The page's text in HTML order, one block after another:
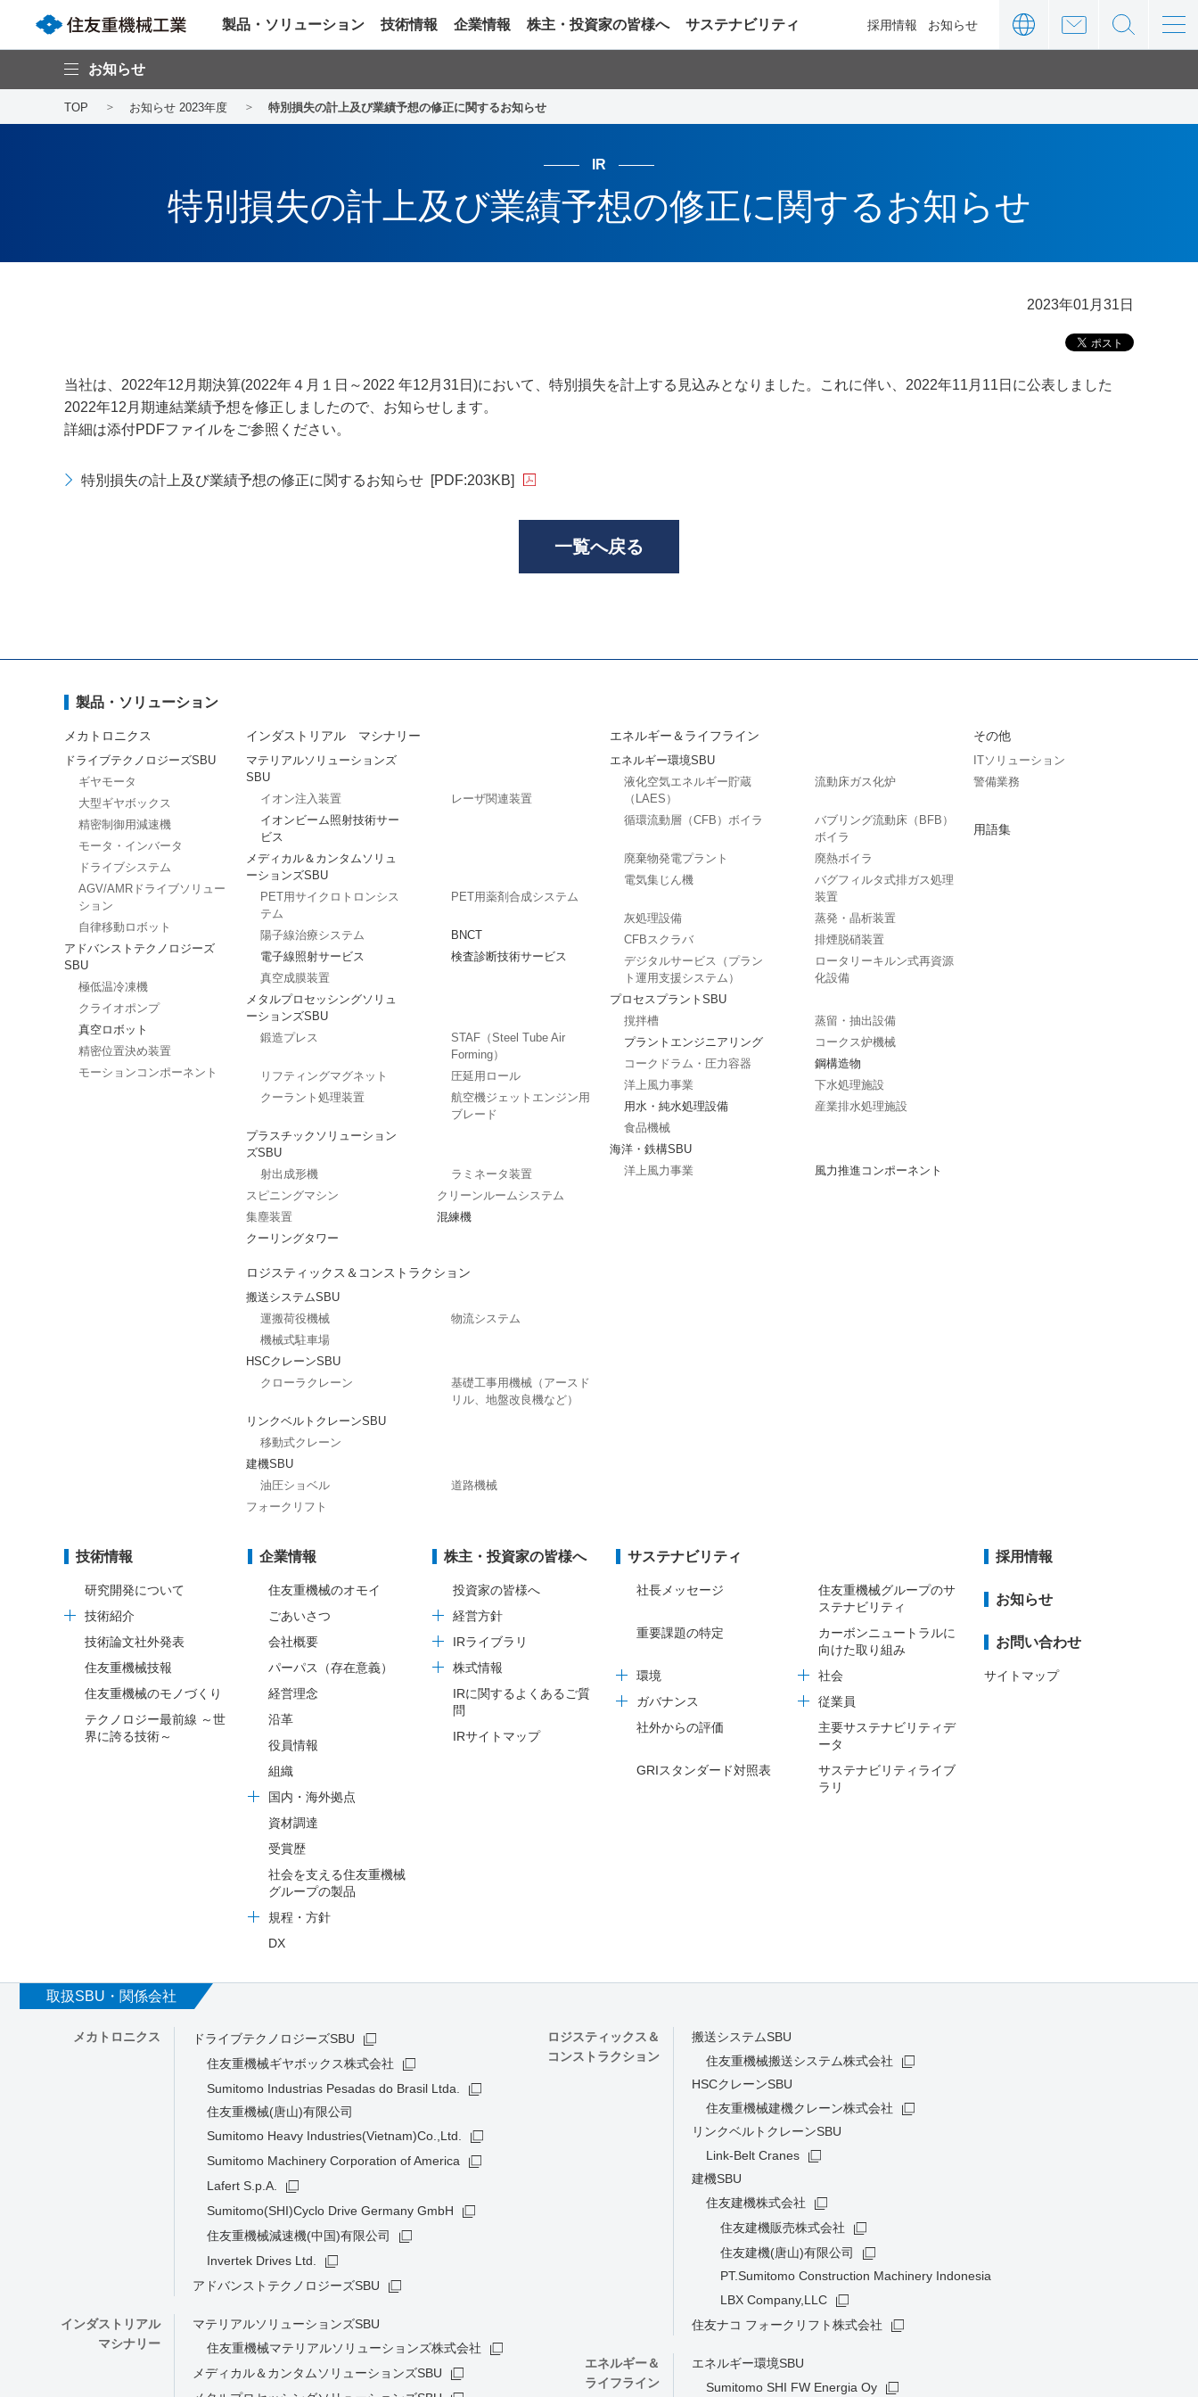
製品・ソリューション 技術情報 企業情報 株主・投資家の皆様へ サステナビリティ 採用情報 お知らせ
お知らせ
TOP お知らせ 2023年度 特別損失の計上及び業績予想の修正に関するお知らせ
IR
特別損失の計上及び業績予想の修正に関するお知らせ
2023年01月31日
当社は、2022年12月期決算(2022年４月１日～2022 年12月31日)において、特別損失を計上する見込みとなりました。これに伴い、2022年11月11日に公表しました
2022年12月期連結業績予想を修正しましたので、お知らせします。
詳細は添付PDFファイルをご参照ください。
特別損失の計上及び業績予想の修正に関するお知らせ [PDF:203KB]
一覧へ戻る
製品・ソリューション
メカトロニクス
ドライブテクノロジーズSBU
ギヤモータ
大型ギヤボックス
精密制御用減速機
モータ・インバータ
ドライブシステム
AGV/AMRドライブソリュー
ション
自律移動ロボット
アドバンストテクノロジーズ
SBU
極低温冷凍機
クライオポンプ
真空ロボット
精密位置決め装置
モーションコンポーネント
インダストリアル マシナリー
マテリアルソリューションズ
SBU
イオン注入装置
レーザ関連装置
イオンビーム照射技術サー
ビス
メディカル＆カンタムソリュ
ーションズSBU
PET用サイクロトロンシス
テム
PET用薬剤合成システム
陽子線治療システム
BNCT
電子線照射サービス
検査診断技術サービス
真空成膜装置
メタルプロセッシングソリュ
ーションズSBU
鍛造プレス
STAF（Steel Tube Air
Forming）
リフティングマグネット
圧延用ロール
クーラント処理装置
航空機ジェットエンジン用
ブレード
プラスチックソリューション
ズSBU
射出成形機
ラミネータ装置
スピニングマシン
クリーンルームシステム
集塵装置
混練機
クーリングタワー
ロジスティックス＆コンストラクション
搬送システムSBU
運搬荷役機械
物流システム
機械式駐車場
HSCクレーンSBU
クローラクレーン
基礎工事用機械（アースド
リル、地盤改良機など）
リンクベルトクレーンSBU
移動式クレーン
建機SBU
油圧ショベル
道路機械
フォークリフト
エネルギー＆ライフライン
エネルギー環境SBU
液化空気エネルギー貯蔵
（LAES）
流動床ガス化炉
循環流動層（CFB）ボイラ
バブリング流動床（BFB）
ボイラ
廃棄物発電プラント
廃熱ボイラ
電気集じん機
バグフィルタ式排ガス処理
装置
灰処理設備
蒸発・晶析装置
CFBスクラバ
排煙脱硝装置
デジタルサービス（プラン
ト運用支援システム）
ロータリーキルン式再資源
化設備
プロセスプラントSBU
撹拌槽
蒸留・抽出設備
プラントエンジニアリング
コークス炉機械
コークドラム・圧力容器
鋼構造物
洋上風力事業
下水処理施設
用水・純水処理設備
産業排水処理施設
食品機械
海洋・鉄構SBU
洋上風力事業
風力推進コンポーネント
その他
ITソリューション
警備業務
用語集
技術情報
研究開発について
技術紹介
技術論文社外発表
住友重機械技報
住友重機械のモノづくり
テクノロジー最前線 ～世
界に誇る技術～
企業情報
住友重機械のオモイ
ごあいさつ
会社概要
パーパス（存在意義）
経営理念
沿革
役員情報
組織
国内・海外拠点
資材調達
受賞歴
社会を支える住友重機械
グループの製品
規程・方針
DX
株主・投資家の皆様へ
投資家の皆様へ
経営方針
IRライブラリ
株式情報
IRに関するよくあるご質
問
IRサイトマップ
サステナビリティ
社長メッセージ
住友重機械グループのサ
ステナビリティ
重要課題の特定
カーボンニュートラルに
向けた取り組み
環境
社会
ガバナンス
従業員
社外からの評価
主要サステナビリティデ
ータ
GRIスタンダード対照表
サステナビリティライブ
ラリ
採用情報
お知らせ
お問い合わせ
サイトマップ
取扱SBU・関係会社
メカトロニクス
ドライブテクノロジーズSBU
住友重機械ギヤボックス株式会社
Sumitomo Industrias Pesadas do Brasil Ltda.
住友重機械(唐山)有限公司
Sumitomo Heavy Industries(Vietnam)Co.,Ltd.
Sumitomo Machinery Corporation of America
Lafert S.p.A.
Sumitomo(SHI)Cyclo Drive Germany GmbH
住友重機械減速機(中国)有限公司
Invertek Drives Ltd.
アドバンストテクノロジーズSBU
インダストリアル
マシナリー
マテリアルソリューションズSBU
住友重機械マテリアルソリューションズ株式会社
メディカル＆カンタムソリューションズSBU
ロジスティックス＆
コンストラクション
搬送システムSBU
住友重機械搬送システム株式会社
HSCクレーンSBU
住友重機械建機クレーン株式会社
リンクベルトクレーンSBU
Link-Belt Cranes
建機SBU
住友建機株式会社
住友建機販売株式会社
住友建機(唐山)有限公司
PT.Sumitomo Construction Machinery Indonesia
LBX Company,LLC
住友ナコ フォークリフト株式会社
エネルギー＆
ライフライン
エネルギー環境SBU
Sumitomo SHI FW Energia Oy